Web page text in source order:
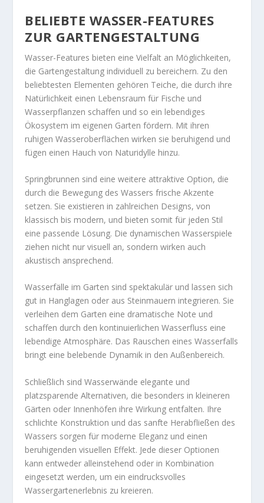
BELIEBTE WASSER-FEATURES
ZUR GARTENGESTALTUNG
Wasser-Features bieten eine Vielfalt an Möglichkeiten,
die Gartengestaltung individuell zu bereichern. Zu den
beliebtesten Elementen gehören Teiche, die durch ihre
Natürlichkeit einen Lebensraum für Fische und
Wasserpflanzen schaffen und so ein lebendiges
Ökosystem im eigenen Garten fördern. Mit ihren
ruhigen Wasseroberflächen wirken sie beruhigend und
fügen einen Hauch von Naturidylle hinzu.
Springbrunnen sind eine weitere attraktive Option, die
durch die Bewegung des Wassers frische Akzente
setzen. Sie existieren in zahlreichen Designs, von
klassisch bis modern, und bieten somit für jeden Stil
eine passende Lösung. Die dynamischen Wasserspiele
ziehen nicht nur visuell an, sondern wirken auch
akustisch ansprechend.
Wasserfälle im Garten sind spektakulär und lassen sich
gut in Hanglagen oder aus Steinmauern integrieren. Sie
verleihen dem Garten eine dramatische Note und
schaffen durch den kontinuierlichen Wasserfluss eine
lebendige Atmosphäre. Das Rauschen eines Wasserfalls
bringt eine belebende Dynamik in den Außenbereich.
Schließlich sind Wasserwände elegante und
platzsparende Alternativen, die besonders in kleineren
Gärten oder Innenhöfen ihre Wirkung entfalten. Ihre
schlichte Konstruktion und das sanfte Herabfließen des
Wassers sorgen für moderne Eleganz und einen
beruhigenden visuellen Effekt. Jede dieser Optionen
kann entweder alleinstehend oder in Kombination
eingesetzt werden, um ein eindrucksvolles
Wassergartenerlebnis zu kreieren.